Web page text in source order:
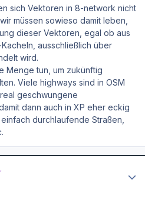
sich Vektoren in 8-network nicht
müssen sowieso damit leben,
dieser Vektoren, egal ob aus
ausschließlich über
wird.
Menge tun, um zukünftig
Viele highways sind in OSM
geschwungene
dann auch in XP eher eckig
durchlaufende Straßen,